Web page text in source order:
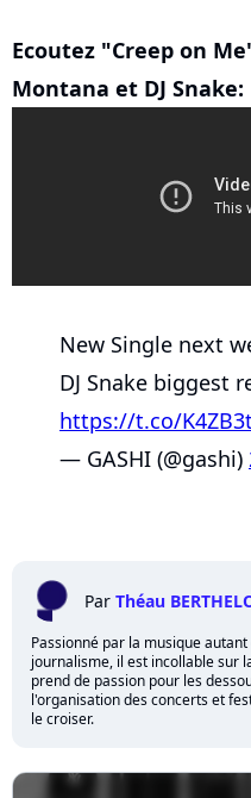
Ecoutez "Creep on
Montana et DJ Snake:
New Single next
DJ Snake biggest
https://t.co/
— GASHI (@gashi)
Par Théau
Passionné par la musique
journalisme, il est incollable sur
prend de passion pour les
l'organisation des concerts et
le croiser.